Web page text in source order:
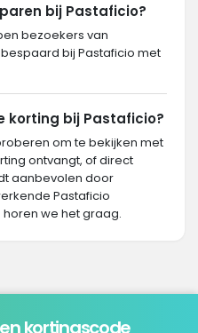
bij Pastaficio?
bezoekers van
bij Pastaficio met
korting bij Pastaficio?
om te bekijken met
ontvangt, of direct
aanbevolen door
Pastaficio
we het graag.
kortingscode